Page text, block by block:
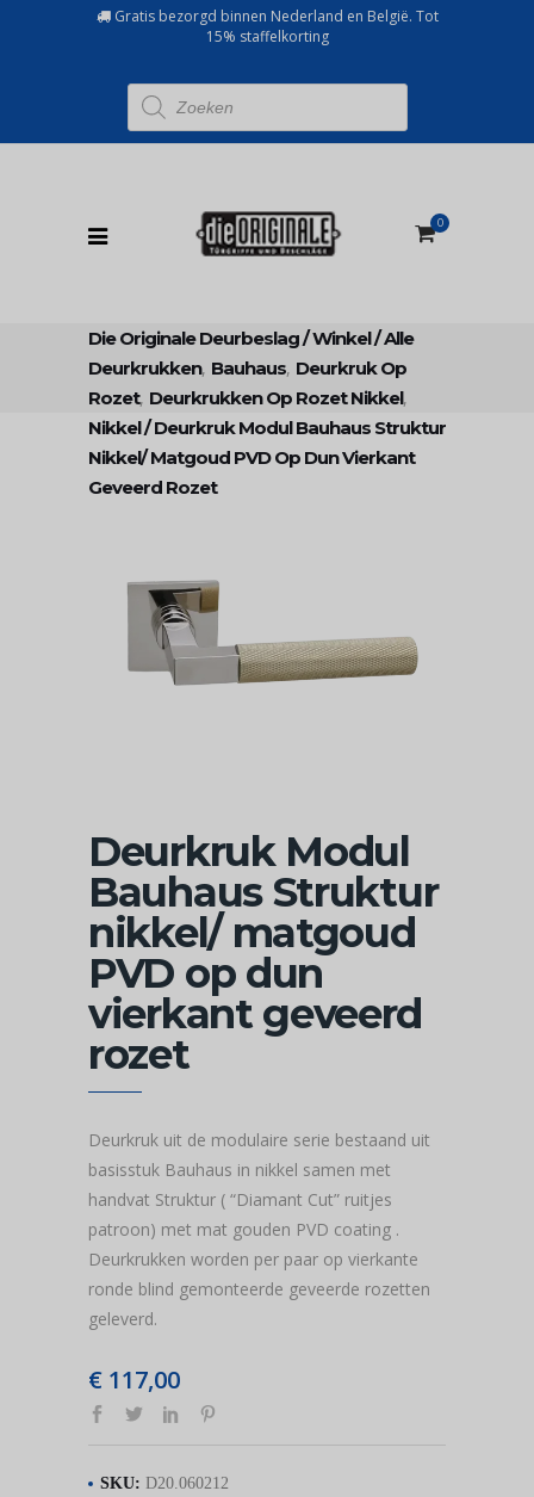
Gratis bezorgd binnen Nederland en België. Tot
15% staffelkorting
Producten
zoeken
0
Die Originale Deurbeslag/Winkel/Alle
Deurkrukken, Bauhaus, Deurkruk Op
Rozet, Deurkrukken Op Rozet Nikkel,
Nikkel/Deurkruk Modul Bauhaus Struktur
Nikkel/ Matgoud PVD Op Dun Vierkant
Geveerd Rozet
Deurkruk Modul
Bauhaus Struktur
nikkel/ matgoud
PVD op dun
vierkant geveerd
rozet
Deurkruk uit de modulaire serie bestaand uit
basisstuk Bauhaus in nikkel samen met
handvat Struktur ( “Diamant Cut” ruitjes
patroon) met mat gouden PVD coating .
Deurkrukken worden per paar op vierkante
ronde blind gemonteerde geveerde rozetten
geleverd.
€ 117,00
SKU: D20.060212